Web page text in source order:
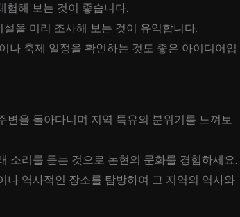
험해 보는 것이 좋습니다.
을 미리 조사해 보는 것이 유익합니다.
나 축제 일정을 확인하는 것도 좋은 아이디어입
변을 돌아다니며 지역 특유의 분위기를 느껴보
소리를 듣는 것으로 논현의 문화를 경험하세요.
나 역사적인 장소를 탐방하여 그 지역의 역사와